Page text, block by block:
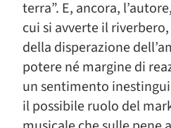
terra”. E, ancora,
cui si avverte il
della disperazione
potere né margine di
un sentimento
il possibile ruolo del